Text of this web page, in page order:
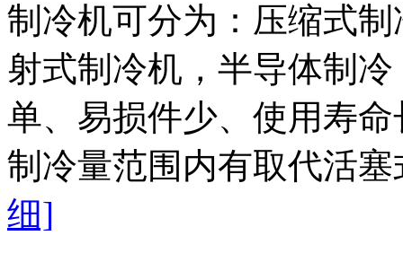
制冷机可分为：压缩式
射式制冷机，半导体
单、易损件少、使用寿
制冷量范围内有取代
细]